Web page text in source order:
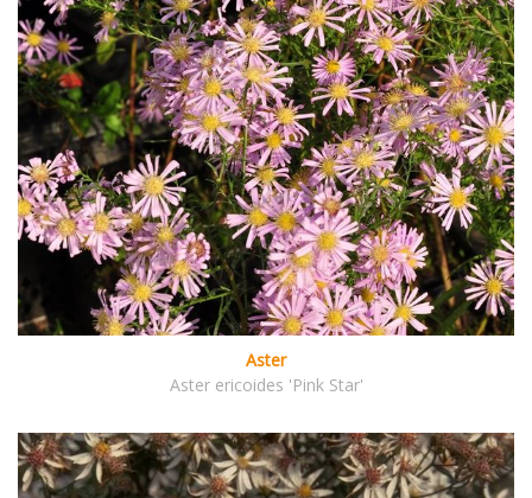
Aster
Aster ericoides 'Pink Star'